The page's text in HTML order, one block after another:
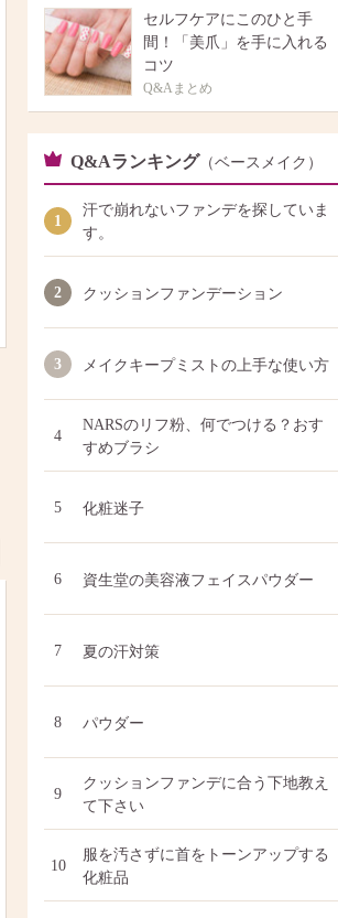
セルフケアにこのひと手
間！「美爪」を手に入れる
コツ
Q&Aまとめ
Q&Aランキング （ベースメイク）
1
汗で崩れないファンデを探していま
す。
2 クッションファンデーション
3 メイクキープミストの上手な使い方
4
NARSのリフ粉、何でつける？おす
すめブラシ
5 化粧迷子
6 資生堂の美容液フェイスパウダー
7 夏の汗対策
8 パウダー
9
クッションファンデに合う下地教え
て下さい
10
服を汚さずに首をトーンアップする
化粧品